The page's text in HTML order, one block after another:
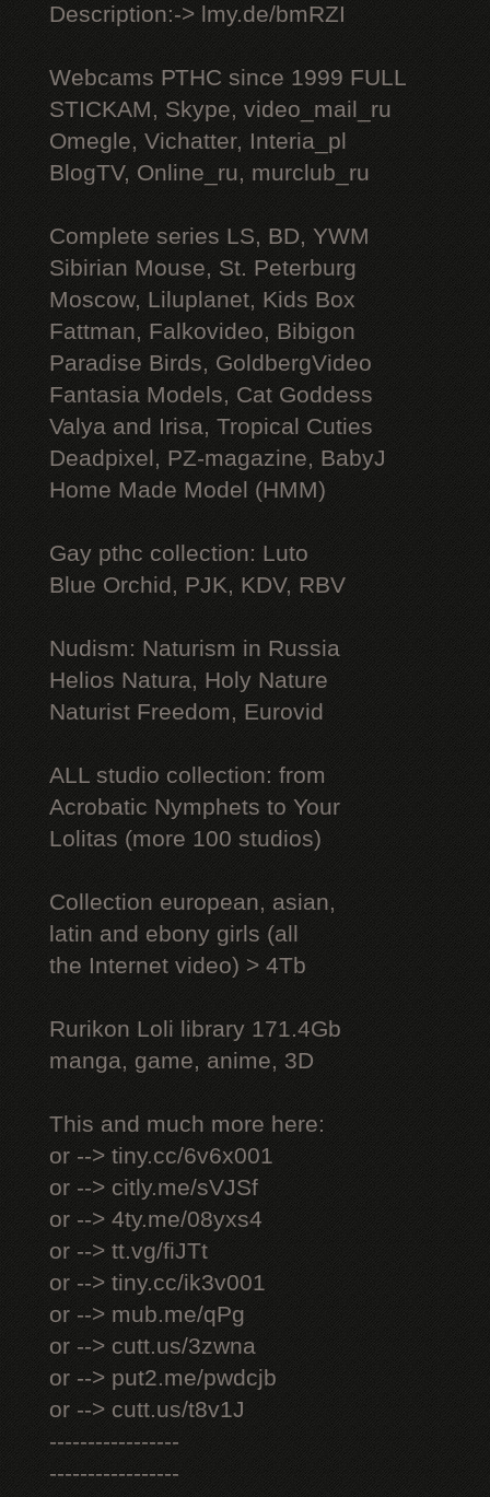
Description:-> lmy.de/bmRZI
Webcams РТНС since 1999 FULL
STICKAM, Skype, video_mail_ru
Omegle, Vichatter, Interia_pl
BlogTV, Online_ru, murclub_ru
Complete series LS, BD, YWM
Sibirian Mouse, St. Peterburg
Moscow, Liluplanet, Kids Box
Fattman, Falkovideo, Bibigon
Paradise Birds, GoldbergVideo
Fantasia Models, Cat Goddess
Valya and Irisa, Tropical Cuties
Deadpixel, PZ-magazine, BabyJ
Home Made Model (HMM)
Gay рthс collection: Luto
Blue Orchid, PJK, KDV, RBV
Nudism: Naturism in Russia
Helios Natura, Holy Nature
Naturist Freedom, Eurovid
ALL studio collection: from
Acrobatic Nymрhеts to Your
Lоlitаs (more 100 studios)
Collection european, asian,
latin and ebony girls (all
the Internet video) > 4Tb
Rurikon Lоli library 171.4Gb
manga, game, anime, 3D
This and much more here:
or --> tiny.cc/6v6x001
or --> citly.me/sVJSf
or --> 4ty.me/08yxs4
or --> tt.vg/fiJTt
or --> tiny.cc/ik3v001
or --> mub.me/qPg
or --> cutt.us/3zwna
or --> put2.me/pwdcjb
or --> cutt.us/t8v1J
-----------------
-----------------